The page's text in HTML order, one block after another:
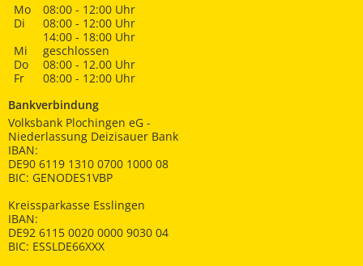
Mo
08:00 - 12:00 Uhr
Di
08:00 - 12:00 Uhr
14:00 - 18:00 Uhr
Mi
geschlossen
Do
08:00 - 12.00 Uhr
Fr
08:00 - 12:00 Uhr
Bankverbindung
Volksbank Plochingen eG -
Niederlassung Deizisauer Bank
IBAN:
DE90 6119 1310 0700 1000 08
BIC: GENODES1VBP
Kreissparkasse Esslingen
IBAN:
DE92 6115 0020 0000 9030 04
BIC: ESSLDE66XXX